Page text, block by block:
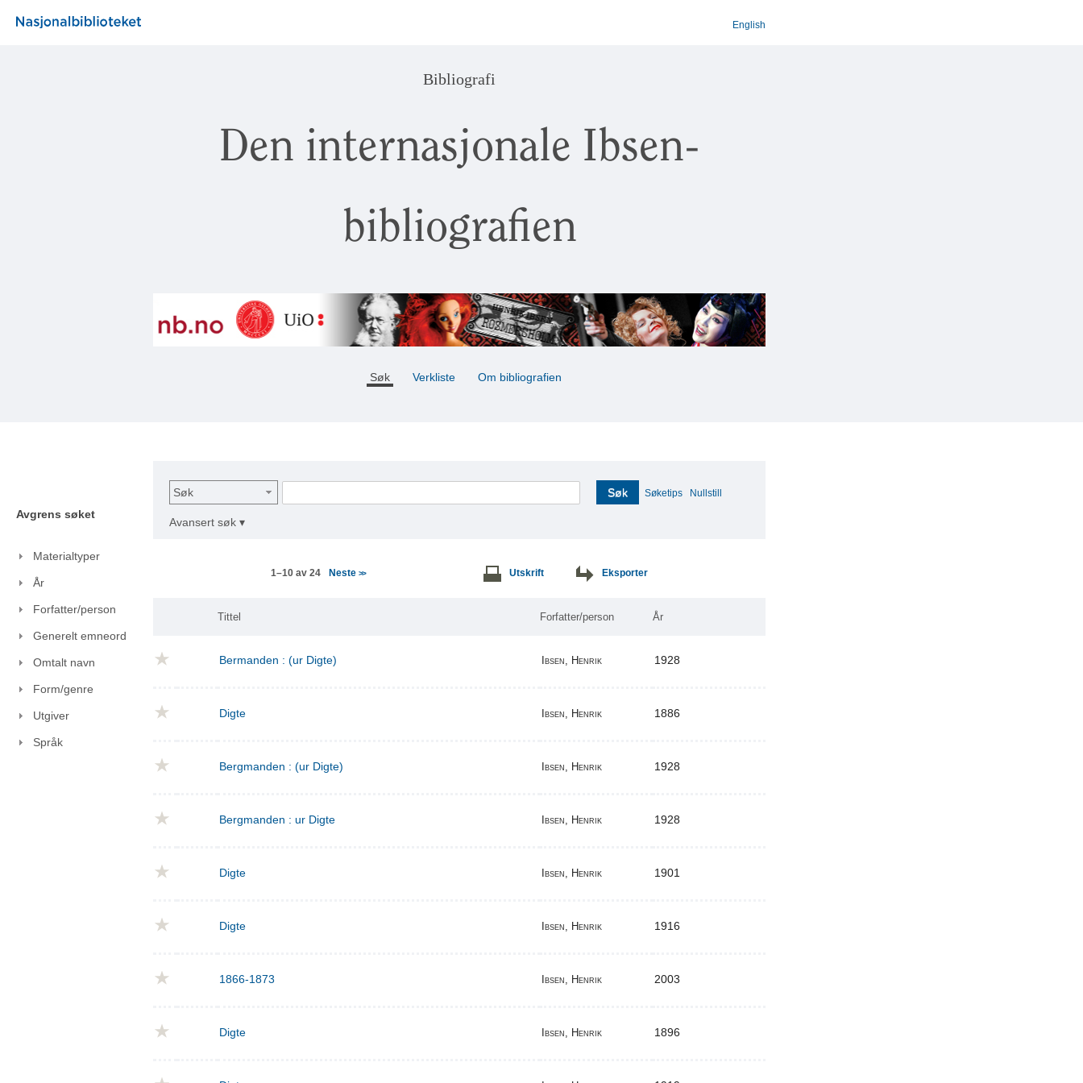
English
Bibliografi
Den internasjonale Ibsen-
bibliografien
Søk Verkliste Om bibliografien
Avgrens søket
Materialtyper
År
Forfatter/person
Generelt emneord
Omtalt navn
Form/genre
Utgiver
Språk
Søk Søk Søketips Nullstill
Avansert søk ▾
1–10 av 24 Neste>> Utskrift Eksporter
Tittel Forfatter/person År
Bermanden : (ur Digte) Ibsen, Henrik 1928
Digte Ibsen, Henrik 1886
Bergmanden : (ur Digte) Ibsen, Henrik 1928
Bergmanden : ur Digte Ibsen, Henrik 1928
Digte Ibsen, Henrik 1901
Digte Ibsen, Henrik 1916
1866-1873 Ibsen, Henrik 2003
Digte Ibsen, Henrik 1896